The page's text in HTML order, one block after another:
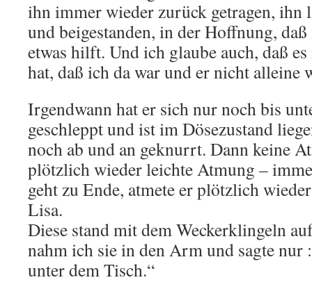
ihn immer wieder zurück getragen, ihn
und beigestanden, in der Hoffnung,
etwas hilft. Und ich glaube auch, daß
hat, daß ich da war und er nicht alleine
Irgendwann hat er sich nur noch bis
geschleppt und ist im Dösezustand
noch ab und an geknurrt. Dann keine
plötzlich wieder leichte Atmung –
geht zu Ende, atmete er plötzlich
Lisa.
Diese stand mit dem Weckerklingeln
nahm ich sie in den Arm und sagte nur
unter dem Tisch.“